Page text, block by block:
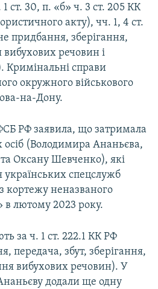
ст. 30, п. «б» ч. 3 ст. 205 КК
акту), чч. 1, 4 ст.
придбання, зберігання,
речовин і
Кримінальні справи
окружного військового
на-Дону.
РФ заявила, що затримала
осіб (Володимира Ананьєва,
Оксану Шевченко), які
українських спецслужб
кортежу неназваного
в лютому 2023 року.
за ч. 1 ст. 222.1 КК РФ
передача, збут, зберігання,
вибухових речовин). У
додали ще одну